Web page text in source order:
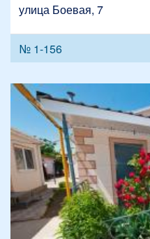
улица Боевая, 7
№ 1-156